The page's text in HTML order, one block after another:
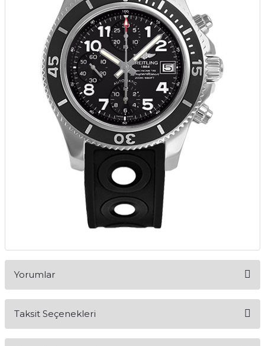
Yorumlar
Taksit Seçenekleri